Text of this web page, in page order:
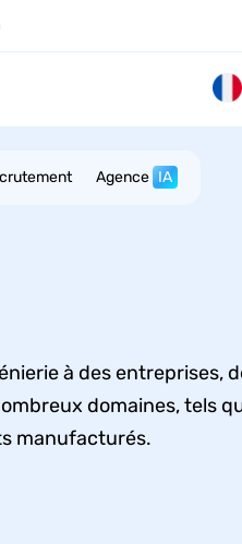
Agence IA
à des entreprises,
domaines, tels
manufacturés.